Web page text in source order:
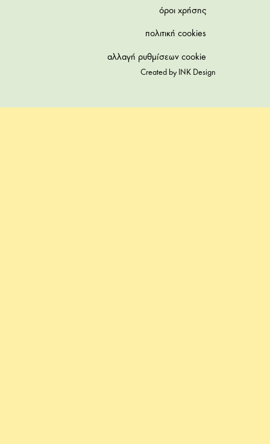
όροι χρήσης
πολιτική cookies
αλλαγή ρυθμίσεων cookie
Created by INK Design